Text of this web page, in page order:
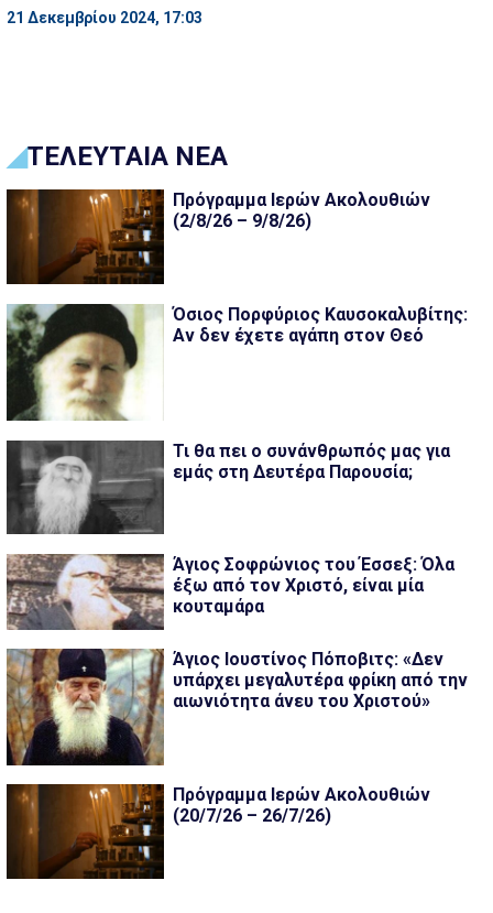
21 Δεκεμβρίου 2024, 17:03
ΤΕΛΕΥΤΑΙΑ ΝΕΑ
Πρόγραμμα Ιερών Ακολουθιών
(2/8/26 – 9/8/26)
Όσιος Πορφύριος Καυσοκαλυβίτης:
Αν δεν έχετε αγάπη στον Θεό
Τι θα πει ο συνάνθρωπός μας για
εμάς στη Δευτέρα Παρουσία;
Άγιος Σοφρώνιος του Έσσεξ: Όλα
έξω από τον Χριστό, είναι μία
κουταμάρα
Άγιος Ιουστίνος Πόποβιτς: «Δεν
υπάρχει μεγαλυτέρα φρίκη από την
αιωνιότητα άνευ του Χριστού»
Πρόγραμμα Ιερών Ακολουθιών
(20/7/26 – 26/7/26)